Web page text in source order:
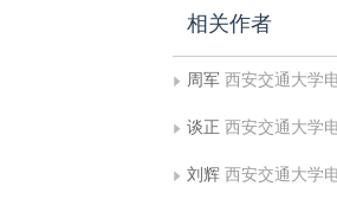
相关作者
周军 西安交通大学电子
谈正 西安交通大学电子
刘辉 西安交通大学电子